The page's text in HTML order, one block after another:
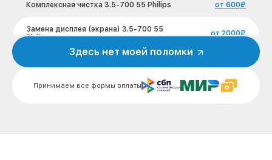
Комплексная чистка 3.5-700 55 Philips от 600₽
Замена дисплея (экрана) 3.5-700 55
Philips
от 2000₽
Принимаем все формы оплаты
Здесь нет моей поломки